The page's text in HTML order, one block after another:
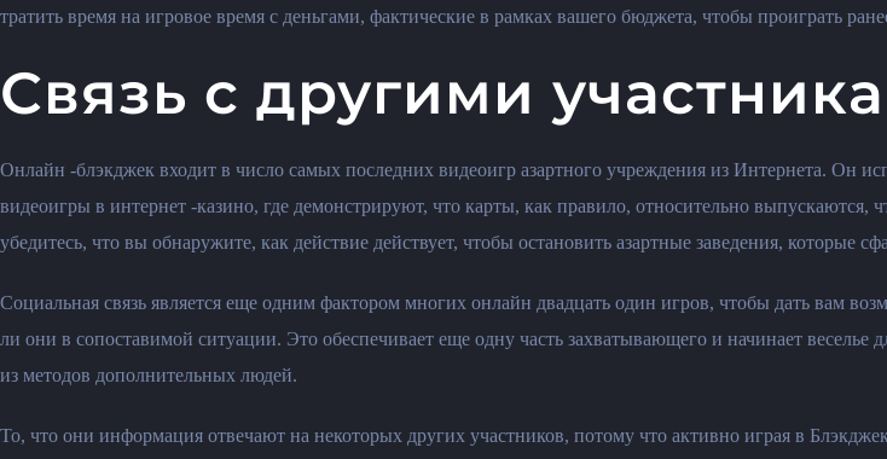
тратить время на игровое время с деньгами, фактические в рамках вашего бюджета, чтобы проиграть
Связь с другими
Онлайн -блэкджек входит в число самых последних видеоигр азартного учреждения из Интернета. Он
видеоигры в интернет -казино, где демонстрируют, что карты, как правило, относительно выпускаются,
убедитесь, что вы обнаружите, как действие действует, чтобы остановить азартные заведения, которые
Социальная связь является еще одним фактором многих онлайн двадцать один игров, чтобы дать вам
ли они в сопоставимой ситуации. Это обеспечивает еще одну часть захватывающего и начинает
из методов дополнительных людей.
То, что они информация отвечают на некоторых других участников, потому что активно играя в